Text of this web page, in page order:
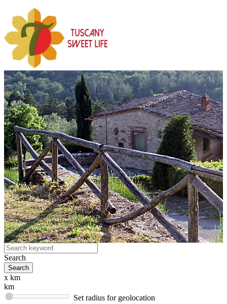
Search
x km
km
Set radius for geolocation